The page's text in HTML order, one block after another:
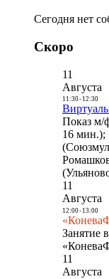
Сегодня нет
Скоро
11
Августа
11:30- 12:30
Показ м/
16 мин.);
11
Августа
12:00- 13:00
Занятие
11
Августа